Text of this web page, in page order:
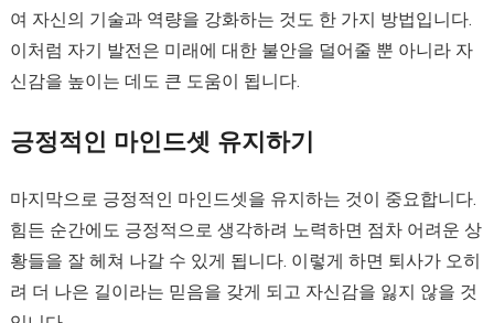
여 자신의 기술과 역량을 강화하는 것도 한 가지 방법입니다.
이처럼 자기 발전은 미래에 대한 불안을 덜어줄 뿐 아니라 자
신감을 높이는 데도 큰 도움이 됩니다.
긍정적인 마인드셋 유지하기
마지막으로 긍정적인 마인드셋을 유지하는 것이 중요합니다.
힘든 순간에도 긍정적으로 생각하려 노력하면 점차 어려운 상
황들을 잘 헤쳐 나갈 수 있게 됩니다. 이렇게 하면 퇴사가 오히
려 더 나은 길이라는 믿음을 갖게 되고 자신감을 잃지 않을 것